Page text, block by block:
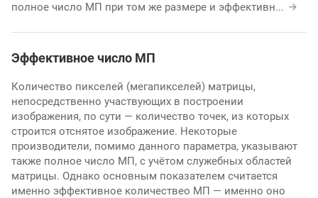
полное число МП при том же размере и эффективн...
Эффективное число МП
Количество пикселей (мегапикселей) матрицы,
непосредственно участвующих в построении
изображения, по сути — количество точек, из которых
строится отснятое изображение. Некоторые
производители, помимо данного параметра, указывают
также полное число МП, с учётом служебных областей
матрицы. Однако основным показателем считается
именно эффективное количествео МП — именно оно